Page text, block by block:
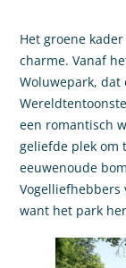
Het groene
charme. Vanaf
Woluwepark, dat
een romantisch
geliefde plek om
eeuwenoude
want het park